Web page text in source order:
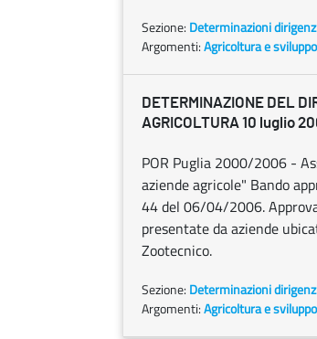
Sezione: Determinazioni
Argomenti:Agricoltura e
DETERMINAZIONE DEL
AGRICOLTURA 10 luglio
POR Puglia 2000/2006 -
aziende agricole" Bando
44 del 06/04/2006.
presentate da aziende
Zootecnico.
Sezione: Determinazioni
Argomenti:Agricoltura e